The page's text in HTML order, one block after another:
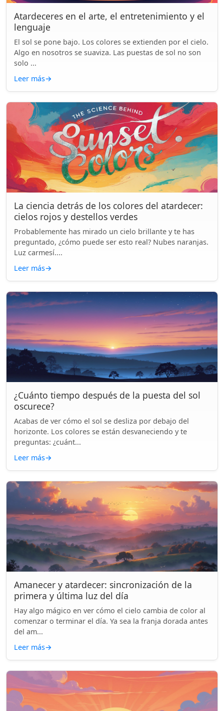
Atardeceres en el arte, el entretenimiento y el
lenguaje
El sol se pone bajo. Los colores se extienden por el cielo.
Algo en nosotros se suaviza. Las puestas de sol no son
solo ...
Leer más→
La ciencia detrás de los colores del atardecer:
cielos rojos y destellos verdes
Probablemente has mirado un cielo brillante y te has
preguntado, ¿cómo puede ser esto real? Nubes naranjas.
Luz carmesí....
Leer más→
¿Cuánto tiempo después de la puesta del sol
oscurece?
Acabas de ver cómo el sol se desliza por debajo del
horizonte. Los colores se están desvaneciendo y te
preguntas: ¿cuánt...
Leer más→
Amanecer y atardecer: sincronización de la
primera y última luz del día
Hay algo mágico en ver cómo el cielo cambia de color al
comenzar o terminar el día. Ya sea la franja dorada antes
del am...
Leer más→